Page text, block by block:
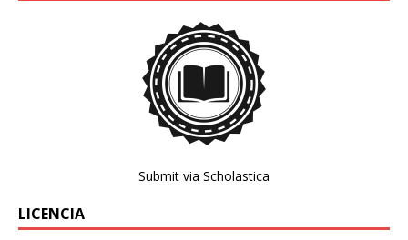
Submit via Scholastica
LICENCIA